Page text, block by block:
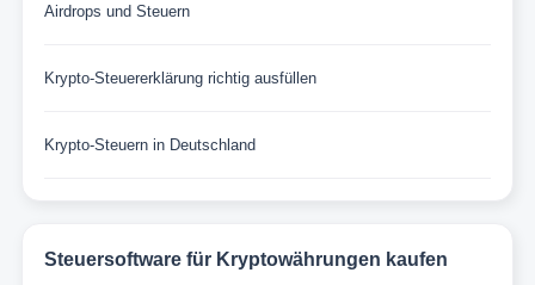
Airdrops und Steuern
Krypto-Steuererklärung richtig ausfüllen
Krypto-Steuern in Deutschland
Steuersoftware für Kryptowährungen kaufen